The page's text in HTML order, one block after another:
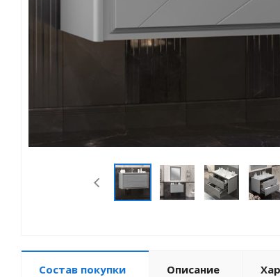
Состав покупки Описание